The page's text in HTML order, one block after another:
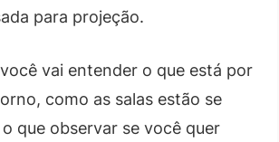
para projeção.
vai entender o que está por
como as salas estão se
que observar se você quer